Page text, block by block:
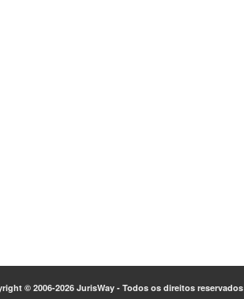
© 2006-2026 JurisWay - Todos os direitos reservados